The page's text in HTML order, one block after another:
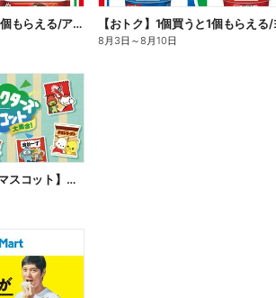
【おトク】1個買うと1個もらえる/アイス
8月3日 ～8月10日
【サンリオ×メーカーマスコット】オリジナルグッズ貰える!